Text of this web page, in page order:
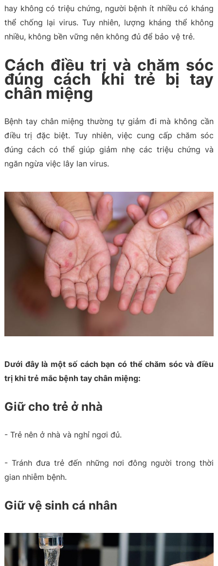
hay không có triệu chứng, người bệnh ít nhiều có kháng
thể chống lại virus. Tuy nhiên, lượng kháng thể không
nhiều, không bền vững nên không đủ để bảo vệ trẻ.
Cách điều trị và chăm sóc
đúng cách khi trẻ bị tay
chân miệng
Bệnh tay chân miệng thường tự giảm đi mà không cần
điều trị đặc biệt. Tuy nhiên, việc cung cấp chăm sóc
đúng cách có thể giúp giảm nhẹ các triệu chứng và
ngăn ngừa việc lây lan virus.
Dưới đây là một số cách bạn có thể chăm sóc và điều
trị khi trẻ mắc bệnh tay chân miệng:
Giữ cho trẻ ở nhà
- Trẻ nên ở nhà và nghỉ ngơi đủ.
- Tránh đưa trẻ đến những nơi đông người trong thời
gian nhiễm bệnh.
Giữ vệ sinh cá nhân